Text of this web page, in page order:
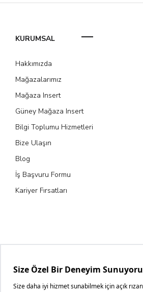
KURUMSAL
Hakkımızda
Mağazalarımız
Mağaza Insert
Güney Mağaza Insert
Bilgi Toplumu Hizmetleri
Bize Ulaşın
Blog
İş Başvuru Formu
Kariyer Fırsatları